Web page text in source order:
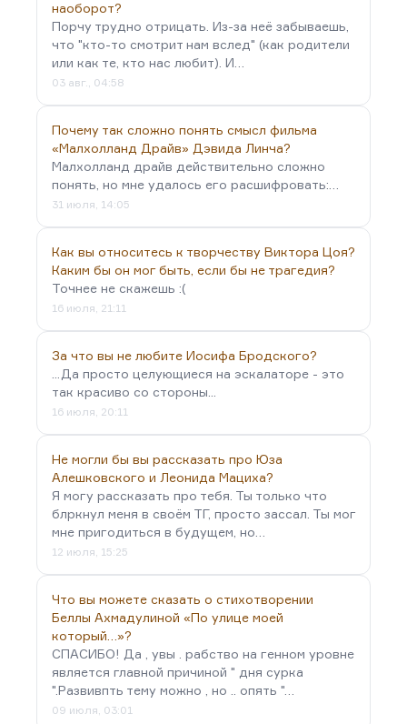
наоборот?
Порчу трудно отрицать. Из-за неё забываешь,
что "кто-то смотрит нам вслед" (как родители
или как те, кто нас любит). И…
03 авг., 04:58
Почему так сложно понять смысл фильма
«Малхолланд Драйв» Дэвида Линча?
Малхолланд драйв действительно сложно
понять, но мне удалось его расшифровать:…
31 июля, 14:05
Как вы относитесь к творчеству Виктора Цоя?
Каким бы он мог быть, если бы не трагедия?
Точнее не скажешь :(
16 июля, 21:11
За что вы не любите Иосифа Бродского?
...Да просто целующиеся на эскалаторе - это
так красиво со стороны...
16 июля, 20:11
Не могли бы вы рассказать про Юза
Алешковского и Леонида Мациха?
Я могу рассказать про тебя. Ты только что
блркнул меня в своём ТГ, просто зассал. Ты мог
мне пригодиться в будущем, но…
12 июля, 15:25
Что вы можете сказать о стихотворении
Беллы Ахмадулиной «По улице моей
который…»?
СПАСИБО! Да , увы . рабство на генном уровне
является главной причиной " дня сурка
".Развивпть тему можно , но .. опять "…
09 июля, 03:01